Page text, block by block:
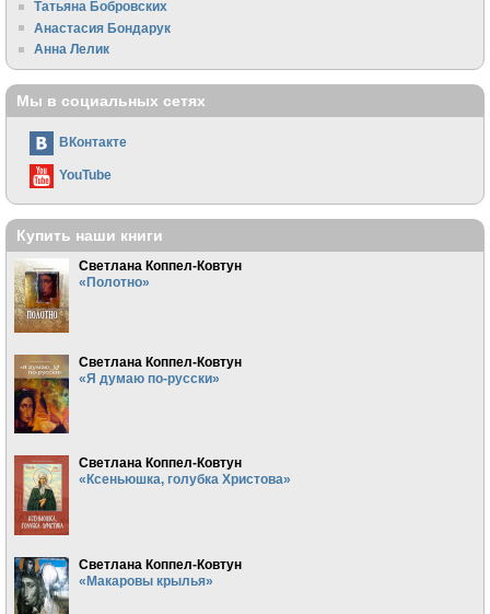
Татьяна Бобровских
Анастасия Бондарук
Анна Лелик
Мы в социальных сетях
ВКонтакте
YouTube
Купить наши книги
Светлана Коппел-Ковтун
«Полотно»
Светлана Коппел-Ковтун
«Я думаю по-русски»
Светлана Коппел-Ковтун
«Ксеньюшка, голубка Христова»
Светлана Коппел-Ковтун
«Макаровы крылья»